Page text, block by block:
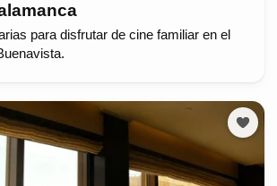
para disfrutar de cine familiar en el